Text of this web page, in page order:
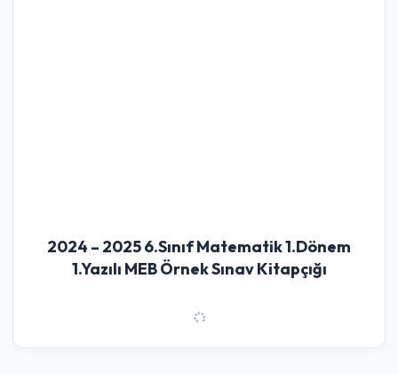
2024 – 2025 6.Sınıf Matematik 1.Dönem
1.Yazılı MEB Örnek Sınav Kitapçığı